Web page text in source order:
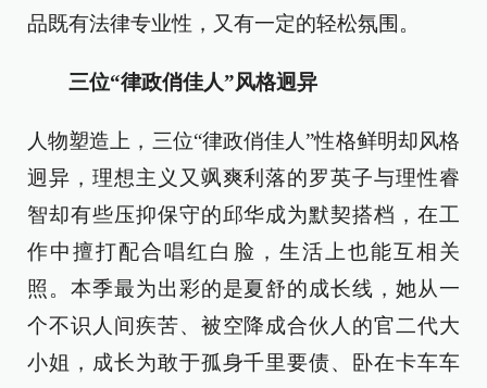
品既有法律专业性，又有一定的轻松氛围。
三位“律政俏佳人”风格迥异
人物塑造上，三位“律政俏佳人”性格鲜明却风格
迥异，理想主义又飒爽利落的罗英子与理性睿
智却有些压抑保守的邱华成为默契搭档，在工
作中擅打配合唱红白脸，生活上也能互相关
照。本季最为出彩的是夏舒的成长线，她从一
个不识人间疾苦、被空降成合伙人的官二代大
小姐，成长为敢于孤身千里要债、卧在卡车车